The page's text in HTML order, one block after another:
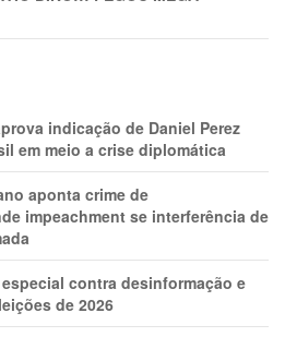
indicação de Daniel Perez
em meio a crise diplomática
aponta crime de
impeachment se interferência de
contra desinformação e
de 2026